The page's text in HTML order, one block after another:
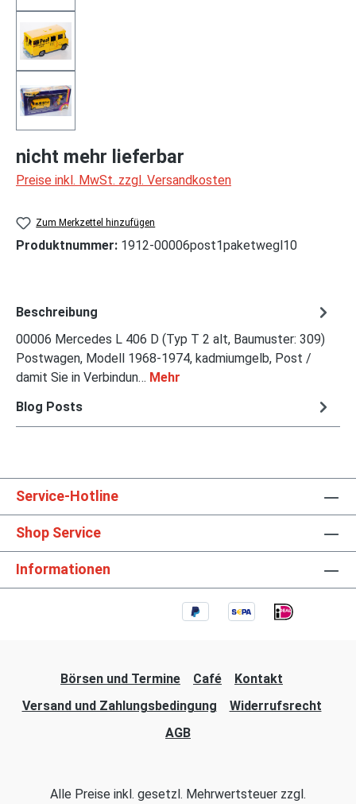
nicht mehr lieferbar
Preise inkl. MwSt. zzgl. Versandkosten
Zum Merkzettel hinzufügen
Produktnummer: 1912-00006post1paketwegl10
Beschreibung
00006 Mercedes L 406 D (Typ T 2 alt, Baumuster: 309)
Postwagen, Modell 1968-1974, kadmiumgelb, Post /
damit Sie in Verbindun… Mehr
Blog Posts
Service-Hotline
Shop Service
Informationen
Börsen und Termine Café
Kontakt
Versand und Zahlungsbedingung
Widerrufsrecht
AGB
Alle Preise inkl. gesetzl. Mehrwertsteuer zzgl.